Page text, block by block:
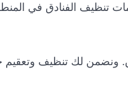
تنظيف الفنادق في
ونضمن لك تنظيف وتعقيم